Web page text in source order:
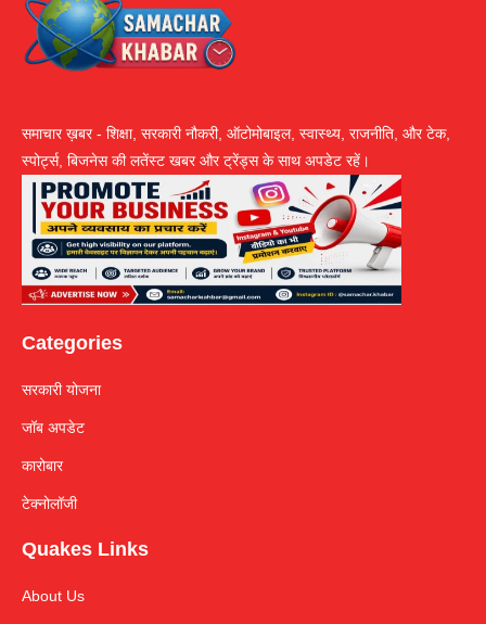
समाचार ख़बर - शिक्षा, सरकारी नौकरी, ऑटोमोबाइल, स्वास्थ्य, राजनीति, और टेक,
स्पोर्ट्स, बिजनेस की लतेंस्ट खबर और ट्रेंड्स के साथ अपडेट रहें।
Categories
सरकारी योजना
जॉब अपडेट
कारोबार
टेक्नोलॉजी
Quakes Links
About Us